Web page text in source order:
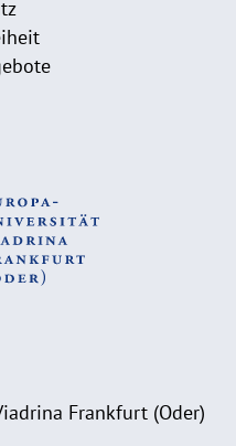
Frankfurt (Oder)